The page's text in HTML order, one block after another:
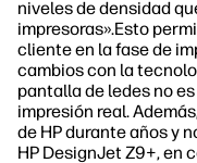
niveles de densidad
impresoras».Esto
cliente en la fase de
cambios con la
pantalla de ledes no
impresión real.
de HP durante años y
HP DesignJet Z9+, en